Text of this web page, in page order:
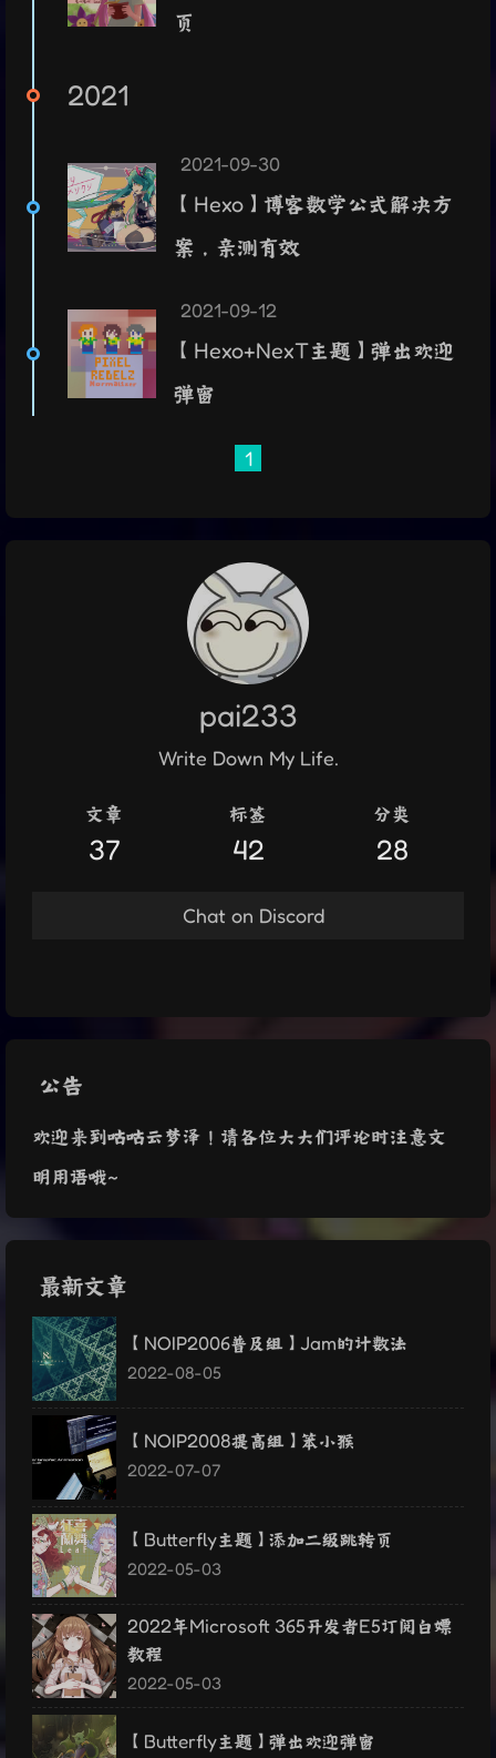
页
2021
2021-09-30
【Hexo】博客数学公式解决方
案，亲测有效
2021-09-12
【Hexo+NexT主题】弹出欢迎
弹窗
1
pai233
Write Down My Life.
文章
37
标签
42
分类
28
Chat on Discord
公告
欢迎来到咕咕云梦泽！请各位大大们评论时注意文
明用语哦~
最新文章
【NOIP2006普及组】Jam的计数法
2022-08-05
【NOIP2008提高组】笨小猴
2022-07-07
【Butterfly主题】添加二级跳转页
2022-05-03
2022年Microsoft 365开发者E5订阅白嫖
教程
2022-05-03
【Butterfly主题】弹出欢迎弹窗